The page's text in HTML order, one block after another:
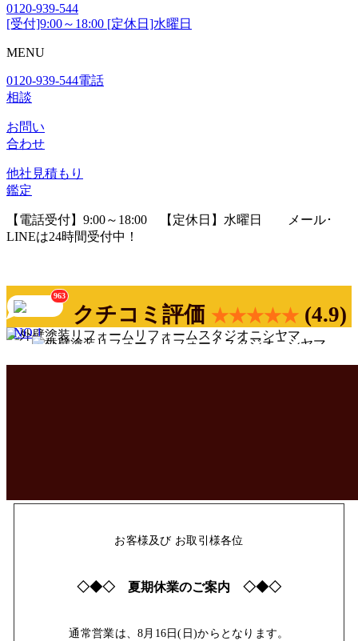
0120-939-544
[受付]9:00～18:00 [定休日]水曜日
MENU
0120-939-544電話
相談
お問い
合わせ
他社見積もり
鑑定
【電話受付】9:00～18:00 【定休日】水曜日
メール･
LINEは24時間受付中！
963
クチコミ評価 ★★★★★ (4.9)
お客様及び お取引様各位
◇◆◇ 夏期休業のご案内 ◇◆◇
通常営業は、8月16日(日)からとなります。